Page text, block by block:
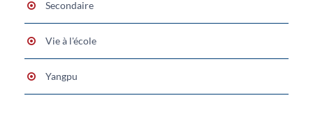
Secondaire
Vie à l'école
Yangpu